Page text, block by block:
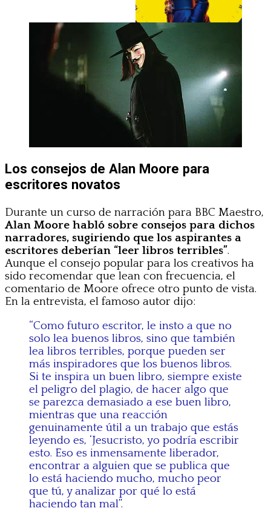
Los consejos de Alan Moore para
escritores novatos
Durante un curso de narración para BBC Maestro,
Alan Moore habló sobre consejos para dichos
narradores, sugiriendo que los aspirantes a
escritores deberían “leer libros terribles”.
Aunque el consejo popular para los creativos ha
sido recomendar que lean con frecuencia, el
comentario de Moore ofrece otro punto de vista.
En la entrevista, el famoso autor dijo:
“Como futuro escritor, le insto a que no
solo lea buenos libros, sino que también
lea libros terribles, porque pueden ser
más inspiradores que los buenos libros.
Si te inspira un buen libro, siempre existe
el peligro del plagio, de hacer algo que
se parezca demasiado a ese buen libro,
mientras que una reacción
genuinamente útil a un trabajo que estás
leyendo es, ‘Jesucristo, yo podría escribir
esto. Eso es inmensamente liberador,
encontrar a alguien que se publica que
lo está haciendo mucho, mucho peor
que tú, y analizar por qué lo está
haciendo tan mal”.